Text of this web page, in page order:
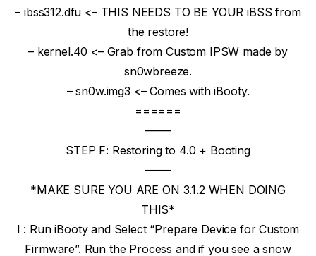
– ibss312.dfu <– THIS NEEDS TO BE YOUR iBSS from
the restore!
– kernel.40 <– Grab from Custom IPSW made by
sn0wbreeze.
– sn0w.img3 <– Comes with iBooty.
======
——-
STEP F: Restoring to 4.0 + Booting
——-
*MAKE SURE YOU ARE ON 3.1.2 WHEN DOING
THIS*
I : Run iBooty and Select “Prepare Device for Custom
Firmware”. Run the Process and if you see a snow